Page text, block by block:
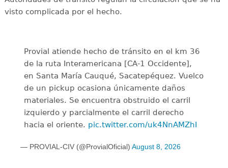
visto complicada por el hecho.
Provial atiende hecho de tránsito en el km 36
de la ruta Interamericana [CA-1 Occidente],
en Santa María Cauqué, Sacatepéquez. Vuelco
de un pickup ocasiona únicamente daños
materiales. Se encuentra obstruido el carril
izquierdo y parcialmente el carril derecho
hacia el oriente. pic.twitter.com/uk4NnAMZhI
— PROVIAL-CIV (@ProvialOficial) August 8, 2026